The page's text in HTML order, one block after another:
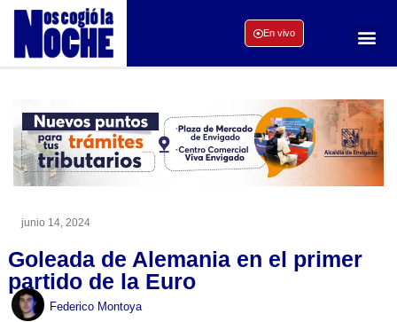
En vivo
junio 14, 2024
Goleada de Alemania en el primer
partido de la Euro
Federico Montoya